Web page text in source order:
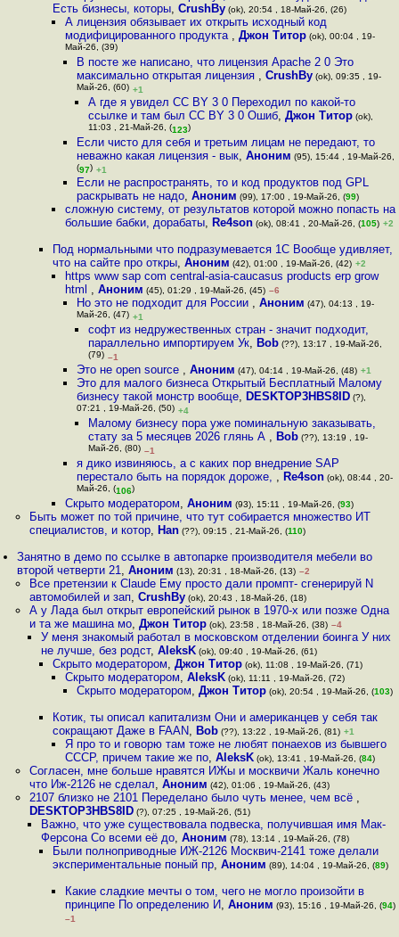
Есть бизнесы, которы,CrushBy (ok), 20:54 , 18-Май-26, (26)
А лицензия обязывает их открыть исходный код
модифицированного продукта , Джон Титор(ok), 00:04 , 19-
Май-26, (39)
В посте же написано, что лицензия Apache 2 0 Это
максимально открытая лицензия , CrushBy(ok), 09:35 , 19-
Май-26, (60) +1
А где я увидел CC BY 3 0 Переходил по какой-то
ссылке и там был CC BY 3 0 Ошиб,Джон Титор (ok),
11:03 , 21-Май-26, (123)
Если чисто для себя и третьим лицам не передают, то
неважно какая лицензия - вык, Аноним (95), 15:44 , 19-Май-26,
(97) +1
Если не распространять, то и код продуктов под GPL
раскрывать не надо, Аноним (99), 17:00 , 19-Май-26, (99)
сложную систему, от результатов которой можно попасть на
большие бабки, дорабаты, Re4son(ok), 08:41 , 20-Май-26, (105) +2
Под нормальными что подразумевается 1С Вообще удивляет,
что на сайте про откры,Аноним (42), 01:00 , 19-Май-26, (42) +2
https www sap com central-asia-caucasus products erp grow
html , Аноним (45), 01:29 , 19-Май-26, (45) –6
Но это не подходит для России , Аноним (47), 04:13 , 19-
Май-26, (47) +1
софт из недружественных стран - значит подходит,
параллельно импортируем Ук, Bob (??), 13:17 , 19-Май-26,
(79) –1
Это не open source , Аноним (47), 04:14 , 19-Май-26, (48) +1
Это для малого бизнеса Открытый Бесплатный Малому
бизнесу такой монстр вообще, DESKTOP3HBS8ID(?),
07:21 , 19-Май-26, (50) +4
Малому бизнесу пора уже поминальную заказывать,
стату за 5 месяцев 2026 глянь А , Bob (??), 13:19 , 19-
Май-26, (80) –1
я дико извиняюсь, а с каких пор внедрение SAP
перестало быть на порядок дороже, , Re4son(ok), 08:44 , 20-
Май-26, (106)
Скрыто модератором, Аноним (93), 15:11 , 19-Май-26, (93)
Быть может по той причине, что тут собирается множество ИТ
специалистов, и котор, Han(??), 09:15 , 21-Май-26, (110)
Занятно в демо по ссылке в автопарке производителя мебели во
второй четверти 21,Аноним (13), 20:31 , 18-Май-26, (13) –2
Все претензии к Claude Ему просто дали промпт- сгенерируй N
автомобилей и зап, CrushBy(ok), 20:43 , 18-Май-26, (18)
А у Лада был открыт европейский рынок в 1970-х или позже Одна
и та же машина мо, Джон Титор(ok), 23:58 , 18-Май-26, (38) –4
У меня знакомый работал в московском отделении боинга У них
не лучше, без родст, AleksK(ok), 09:40 , 19-Май-26, (61)
Скрыто модератором,Джон Титор (ok), 11:08 , 19-Май-26, (71)
Скрыто модератором, AleksK(ok), 11:11 , 19-Май-26, (72)
Скрыто модератором, Джон Титор(ok), 20:54 , 19-Май-26, (103)
Котик, ты описал капитализм Они и американцев у себя так
сокращают Даже в FAAN, Bob (??), 13:22 , 19-Май-26, (81) +1
Я про то и говорю там тоже не любят понаехов из бывшего
СССР, причем такие же по, AleksK(ok), 13:41 , 19-Май-26, (84)
Согласен, мне больше нравятся ИЖы и москвичи Жаль конечно
что Иж-2126 не сделал, Аноним (42), 01:06 , 19-Май-26, (43)
2107 близко не 2101 Переделано было чуть менее, чем всё ,
DESKTOP3HBS8ID(?), 07:25 , 19-Май-26, (51)
Важно, что уже существовала подвеска, получившая имя Мак-
Ферсона Со всеми её до, Аноним (78), 13:14 , 19-Май-26, (78)
Были полноприводные ИЖ-2126 Москвич-2141 тоже делали
экспериментальные поный пр,Аноним (89), 14:04 , 19-Май-26, (89)
Какие сладкие мечты о том, чего не могло произойти в
принципе По определению И, Аноним (93), 15:16 , 19-Май-26, (94)
–1